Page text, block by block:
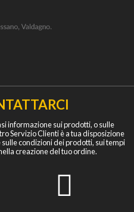
informazione sui prodotti, o sulle
Servizio Clienti è a tua disposizione
condizioni dei prodotti, sui tempi
creazione del tuo ordine.